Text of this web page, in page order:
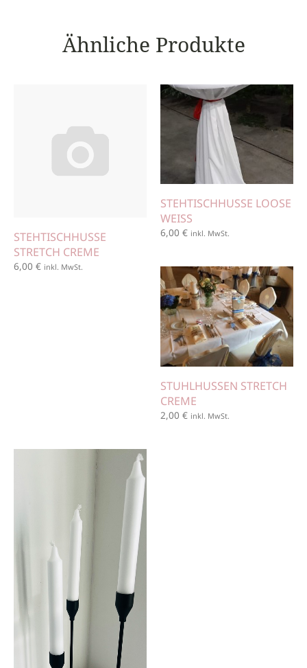
Ähnliche Produkte
STEHTISCHHUSSE
STRETCH CREME
6,00 € inkl. MwSt.
STEHTISCHHUSSE LOOSE
WEISS
6,00 € inkl. MwSt.
STUHLHUSSEN STRETCH
CREME
2,00 € inkl. MwSt.